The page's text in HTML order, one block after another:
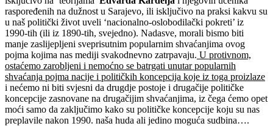
raspoređenih na dužnost u Sarajevo, ili isključivo na praksi kakvu su
u naš politički život uveli ‘nacionalno-oslobodilački pokreti’ iz
1990-tih (ili iz 1890-tih, svejedno). Nadasve, morali bismo biti
manje zaslijepljeni sveprisutnim popularnim shvaćanjima ovog
pojma kojima nas mediji svakodnevno zatrpavaju. U protivnom,
ostaćemo zarobljeni i nemoćno se batrgati unutar popularnih
shvaćanja pojma nacije i političkih koncepcija koje iz toga proizlaze
i nećemo ni biti svjesni da drugdje postoje i drugačije političke
koncepcije zasnovane na drugačijim shvaćanjima, iz čega ćemo opet
moći samo da zaključimo kako su političke koncepcije koju su nas
preplavile nakon 1990. naša huda ali jedino moguća sudbina….